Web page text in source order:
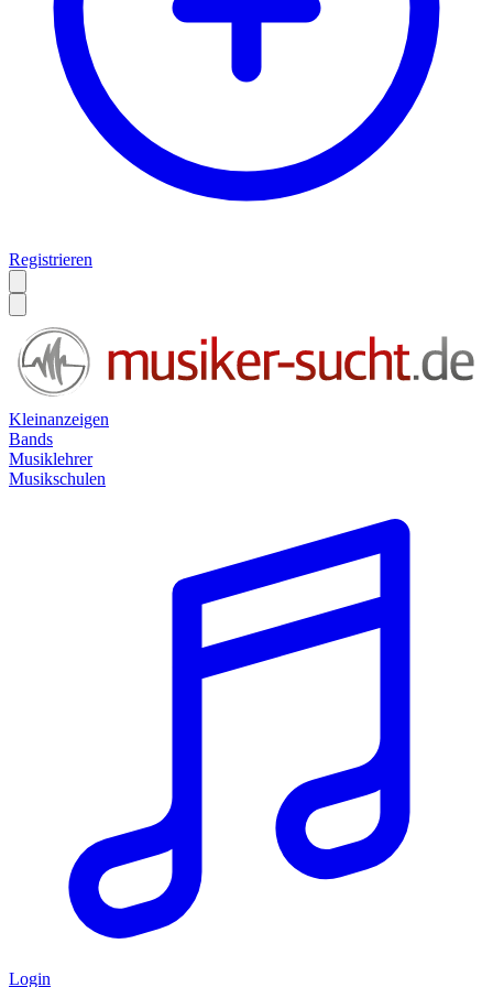
Registrieren
Kleinanzeigen
Bands
Musiklehrer
Musikschulen
Login